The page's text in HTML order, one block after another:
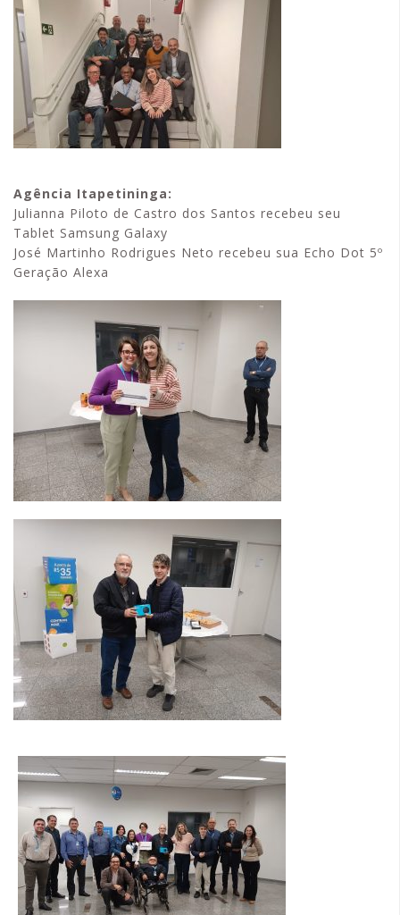
Agência Itapetininga:
Julianna Piloto de Castro dos Santos recebeu seu
Tablet Samsung Galaxy
José Martinho Rodrigues Neto recebeu sua Echo Dot 5º
Geração Alexa